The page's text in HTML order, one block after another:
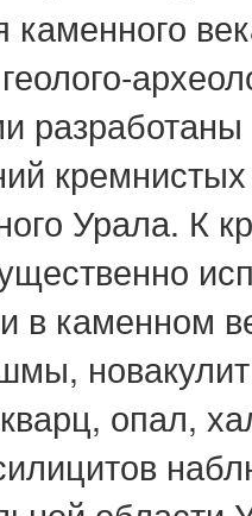
каменного
Урала. К
в каменном
опал,